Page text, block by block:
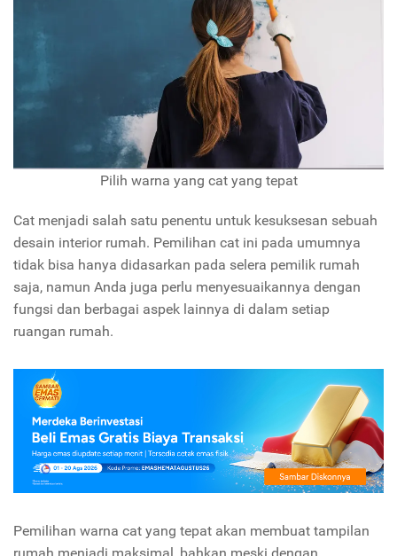
Pilih warna yang cat yang tepat
Cat menjadi salah satu penentu untuk kesuksesan sebuah
desain interior rumah. Pemilihan cat ini pada umumnya
tidak bisa hanya didasarkan pada selera pemilik rumah
saja, namun Anda juga perlu menyesuaikannya dengan
fungsi dan berbagai aspek lainnya di dalam setiap
ruangan rumah.
Pemilihan warna cat yang tepat akan membuat tampilan
rumah menjadi maksimal, bahkan meski dengan